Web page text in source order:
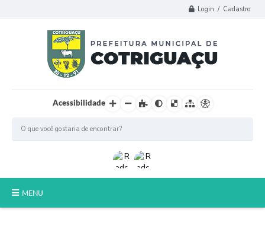
Login / Cadastro
Acessibilidade
MENU